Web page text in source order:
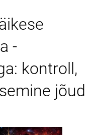
-
kontroll,
jõud